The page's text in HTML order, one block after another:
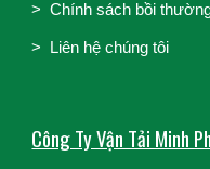
>Chính sách bồi
> Liên hệ chúng tôi
Công Ty Vận Tải Minh